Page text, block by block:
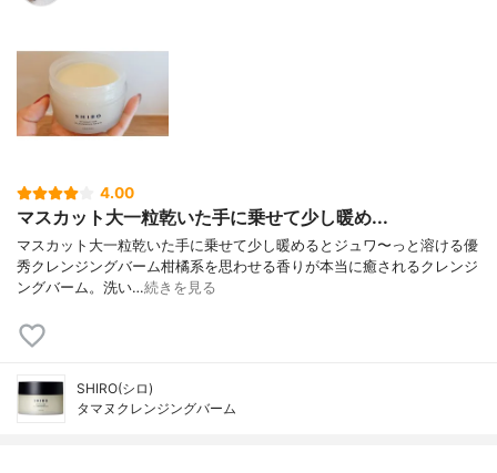
4.00
マスカット大一粒乾いた手に乗せて少し暖め...
マスカット大一粒乾いた手に乗せて少し暖めるとジュワ〜っと溶ける優
秀クレンジングバーム柑橘系を思わせる香りが本当に癒されるクレンジ
ングバーム。洗い…続きを見る
SHIRO(シロ)
タマヌクレンジングバーム